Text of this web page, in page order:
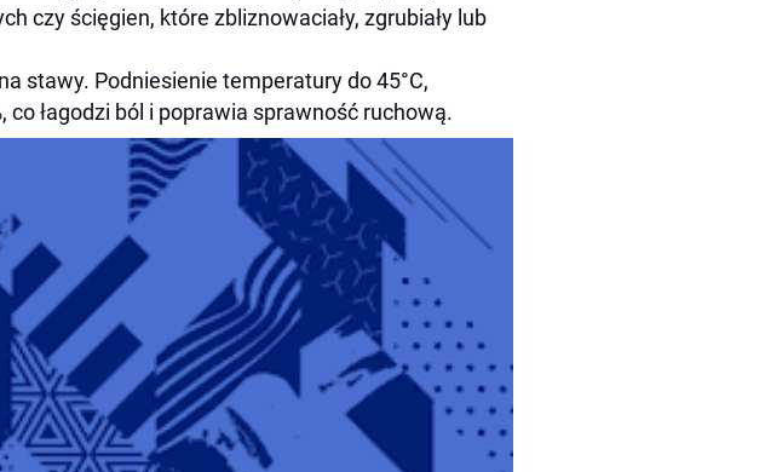
czy ścięgien, które zbliznowaciały, zgrubiały lub
stawy. Podniesienie temperatury do 45°C,
łagodzi ból i poprawia sprawność ruchową.